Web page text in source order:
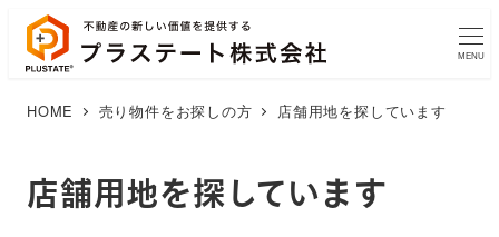
MENU
HOME 売り物件をお探しの方 店舗用地を探しています
店舗用地を探しています